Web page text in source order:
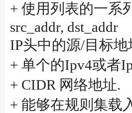
+ 使用列表的一系
src_addr, dst_addr
IP头中的源/目标
+ 单个的Ipv4或者
+ CIDR 网络地址.
+ 能够在规则集载